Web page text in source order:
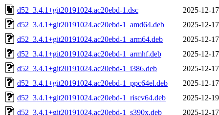
d52_3.4.1+git20191024.ac20ebd-1.dsc
2025-12-
d52_3.4.1+git20191024.ac20ebd-1_amd64.deb
2025-12-
d52_3.4.1+git20191024.ac20ebd-1_arm64.deb
2025-12-
d52_3.4.1+git20191024.ac20ebd-1_armhf.deb
2025-12-
d52_3.4.1+git20191024.ac20ebd-1_i386.deb
2025-12-
d52_3.4.1+git20191024.ac20ebd-1_ppc64el.deb
2025-12-
d52_3.4.1+git20191024.ac20ebd-1_riscv64.deb
2025-12-
d52_3.4.1+git20191024.ac20ebd-1_s390x.deb
2025-12-